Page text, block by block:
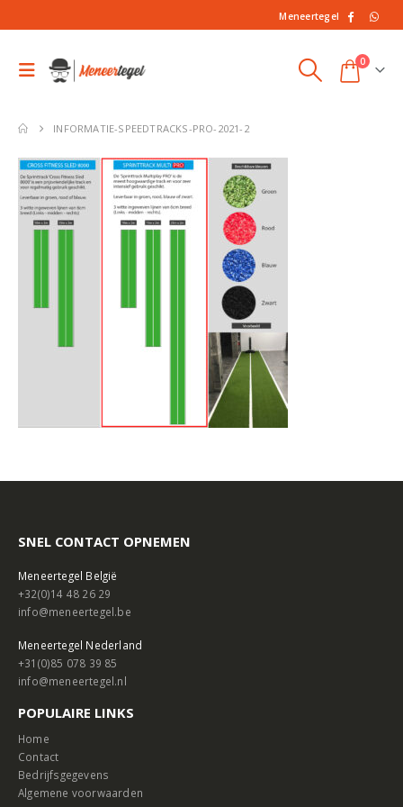
Meneertegel
0
INFORMATIE-SPEEDTRACKS-PRO-2021-2
SNEL CONTACT OPNEMEN
Meneertegel België
+32(0)14 48 26 29
info@meneertegel.be
Meneertegel Nederland
+31(0)85 078 39 85
info@meneertegel.nl
POPULAIRE LINKS
Home
Contact
Bedrijfsgegevens
Algemene voorwaarden